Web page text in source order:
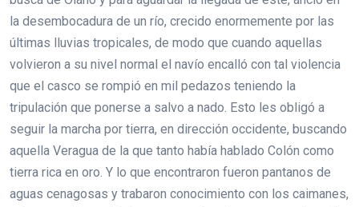
la desembocadura de un río, crecido enormemente por las
últimas lluvias tropicales, de modo que cuando aquellas
volvieron a su nivel normal el navío encalló con tal violencia
que el casco se rompió en mil pedazos teniendo la
tripulación que ponerse a salvo a nado. Esto les obligó a
seguir la marcha por tierra, en dirección occidente, buscando
aquella Veragua de la que tanto había hablado Colón como
tierra rica en oro. Y lo que encontraron fueron pantanos de
aguas cenagosas y trabaron conocimiento con los caimanes,